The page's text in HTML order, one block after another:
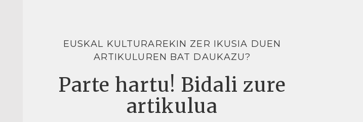
EUSKAL KULTURAREKIN ZER IKUSIA DUEN
ARTIKULUREN BAT DAUKAZU?
Parte hartu! Bidali zure
artikulua